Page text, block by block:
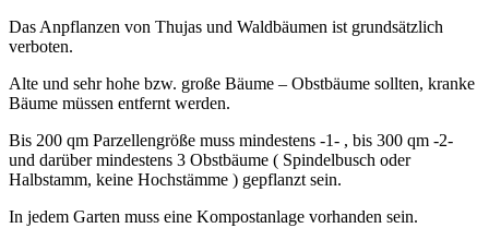
Das Anpflanzen von Thujas und Waldbäumen ist grundsätzlich
verboten.
Alte und sehr hohe bzw. große Bäume – Obstbäume sollten, kranke
Bäume müssen entfernt werden.
Bis 200 qm Parzellengröße muss mindestens -1- , bis 300 qm -2-
und darüber mindestens 3 Obstbäume ( Spindelbusch oder
Halbstamm, keine Hochstämme ) gepflanzt sein.
In jedem Garten muss eine Kompostanlage vorhanden sein.